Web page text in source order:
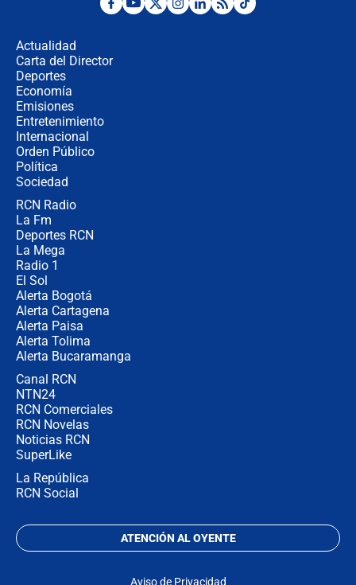
¿Por qué De la Espriella gobernará
Actualidad
Carta del Director
Deportes
Economía
Emisiones
Entretenimiento
Internacional
Orden Público
Política
Sociedad
RCN Radio
La Fm
Deportes RCN
La Mega
Radio 1
El Sol
Alerta Bogotá
Alerta Cartagena
Alerta Paisa
Alerta Tolima
Alerta Bucaramanga
Canal RCN
NTN24
RCN Comerciales
RCN Novelas
Noticias RCN
SuperLike
La República
RCN Social
ATENCIÓN AL OYENTE
Aviso de Privacidad